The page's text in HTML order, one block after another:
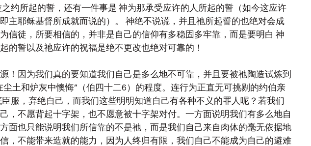
约所起的誓，还有一件事是 神为那承受应许的人所起的誓（如今这应许
主耶稣基督所成就而说的）。 神绝不说谎，并且祂所起誓的也绝对会成
信徒，所要相信的，并非是自己的信仰有多稳固多牢靠，而是要明白 神
的誓以及祂应许的祝福是绝不更改也绝对可靠的！
！因为我们真的要知道我们自己是多么地不可靠，并且要被祂陶造试炼到
尘土和炉灰中懊悔”（伯四十二6）的程度。连行为正直无可挑剔的约伯亲
服，弃绝自己，而我们这些明明知道自己有各种不义的罪人呢？若我们
，不愿背起十字架，也不愿意被十字架对付。一方面说明我们有多么地自
面也只能说明我们所信靠的不是祂，而是我们自己来自肉体的毫无依据地
，不能带来造就的能力，因为人终归有限，我们自己不能成为自己的避难